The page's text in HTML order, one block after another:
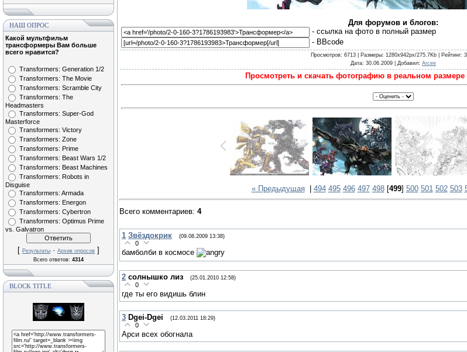
НАШ ОПРОС
Какой мультфильм
трансформеры Вам больше
всего нравится?
Transformers: Generation 1/2
Transformers: The Movie
Transformers: Scramble City
Transformers: The
Headmasters
Transformers: Super-God
Masterforce
Transformers: Victory
Transformers: Zone
Transformers: Prime
Transformers: Beast Wars 1/2
Transformers: Beast Machines
Transformers: Robots in
Disguise
Transformers: Armada
Transformers: Energon
Transformers: Cybertron
Transformers: Optimus Prime
vs. Galvatron
[ Результаты · Архив опросов ]
Всего ответов: 4314
BLOCK TITLE
Для форумов и блогов:
- cсылка на фото в полный размер
- BBcode
Просмотров: 6713 | Размеры: 1280x942px/275.7Kb | Рейтинг:
Дата: 30.06.2009 | Добавил: Arcee
Просмотреть и скачать фотографию в реальном размере
« Предыдущая| 494 495 496 497 498[499] 500 501 502 503
Всего комментариев: 4
1 Звёздокрик (09.08.2009 13:38)
0
бамболби в космосе
2 солнышко лиз (25.01.2010 12:58)
0
где ты его видишь блин
3 Dgei-Dgei (12.03.2011 18:29)
0
Арси всех обогнала